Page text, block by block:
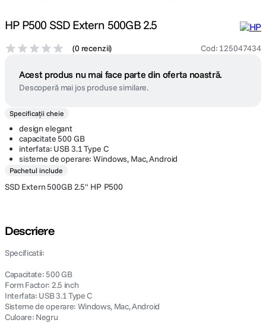
HP P500 SSD Extern 500GB 2.5
(0 recenzii) Cod: 125047434
Acest produs nu mai face parte din oferta noastră.
Descoperă mai jos produse similare.
Specificații cheie
design elegant
capacitate 500 GB
interfata: USB 3.1 Type C
sisteme de operare: Windows, Mac, Android
Pachetul include
SSD Extern 500GB 2.5" HP P500
Descriere
Specificatii:
Capacitate: 500 GB
Form Factor: 2.5 inch
Interfata: USB 3.1 Type C
Sisteme de operare: Windows, Mac, Android
Culoare: Negru